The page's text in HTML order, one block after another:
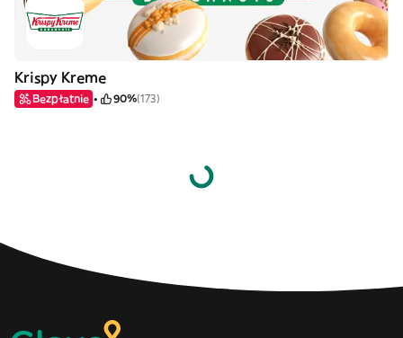
Krispy Kreme
Bezpłatnie 90%(173)